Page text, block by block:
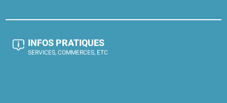
INFOS PRATIQUES
SERVICES, COMMERCES, ETC